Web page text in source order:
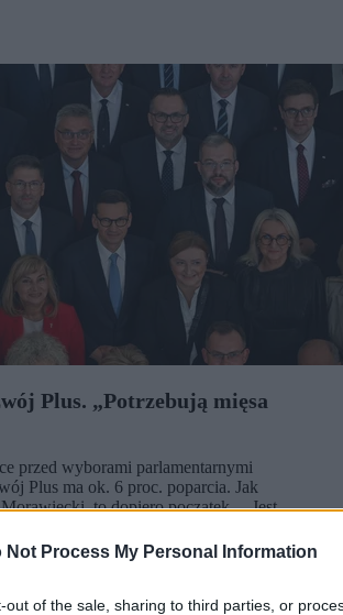
Not Process My Personal Information
out of the sale, sharing to third parties, or
Plus. „Potrzebują mięsa
przed wyborami parlamentarnymi
Plus ma ok. 6 proc. poparcia. Jak
to dopiero początek. – Jest